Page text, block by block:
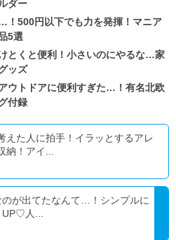
ダー
！500円以下でも力を発揮！マニア
5選
とくと便利！小さいのにやるな…家
ッズ
ウトドアに便利すぎた…！有名北欧
付録
えた人に拍手！イラッとするアレ
納！アイ...
のが出てたなんて…！シンプルに
人...